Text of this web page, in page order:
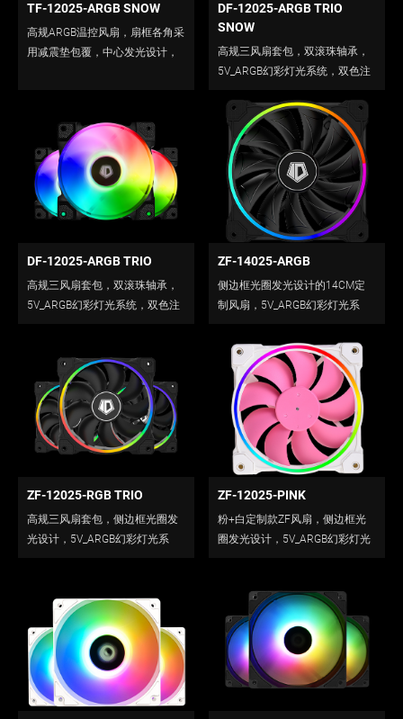
TF-12025-ARGB SNOW
高规ARGB温控风扇，扇框各角采
用减震垫包覆，中心发光设计，
DF-12025-ARGB TRIO
SNOW
高规三风扇套包，双滚珠轴承，
5V_ARGB幻彩灯光系统，双色注
DF-12025-ARGB TRIO
高规三风扇套包，双滚珠轴承，
5V_ARGB幻彩灯光系统，双色注
ZF-14025-ARGB
侧边框光圈发光设计的14CM定
制风扇，5V_ARGB幻彩灯光系
ZF-12025-RGB TRIO
高规三风扇套包，侧边框光圈发
光设计，5V_ARGB幻彩灯光系
ZF-12025-PINK
粉+白定制款ZF风扇，侧边框光
圈发光设计，5V_ARGB幻彩灯光